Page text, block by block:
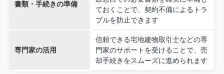
書類・手続きの準備
ておくことで、契約不備によるトラ
ブルを防止できます
専門家の活用
信頼できる宅地建物取引士などの専
門家のサポートを受けることで、売
却手続きをスムーズに進められます